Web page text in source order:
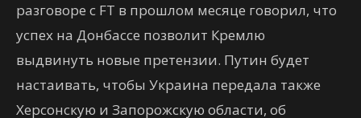
разговоре с FT в прошлом месяце говорил, что
успех на Донбассе позволит Кремлю
выдвинуть новые претензии. Путин будет
настаивать, чтобы Украина передала также
Херсонскую и Запорожскую области, об